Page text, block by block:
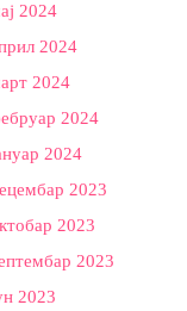
2024
2024
2024
2024
2024
2023
2023
2023
2023